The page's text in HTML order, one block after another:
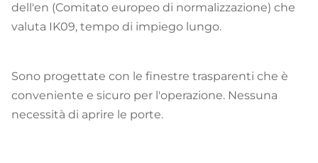
dell'en (Comitato europeo di normalizzazione) che
valuta IK09, tempo di impiego lungo.
Sono progettate con le finestre trasparenti che è
conveniente e sicuro per l'operazione. Nessuna
necessità di aprire le porte.